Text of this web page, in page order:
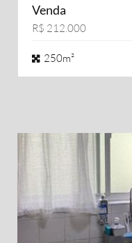
Venda
R$ 212.000
250m²